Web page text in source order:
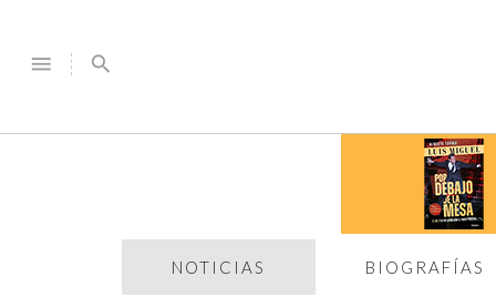
menu search
NOTICIAS BIOGRAFÍAS